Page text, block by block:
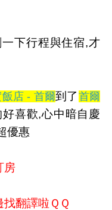
下行程與住宿,才
店 - 首爾到了 首爾
好喜歡,心中暗自慶
優惠
房
翻譯啦ＱＱ